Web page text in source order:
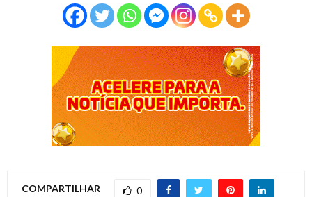
COMPARTILHAR 0